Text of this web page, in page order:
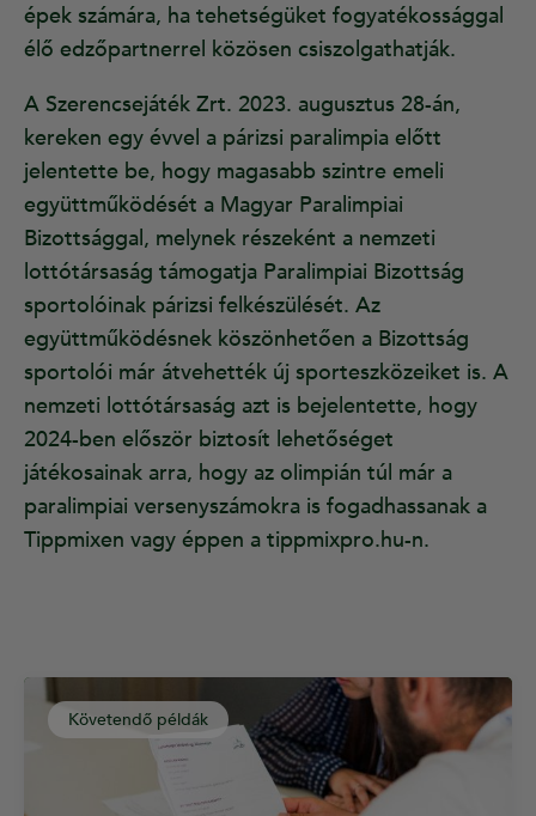
épek számára, ha tehetségüket fogyatékossággal
élő edzőpartnerrel közösen csiszolgathatják.
A Szerencsejáték Zrt. 2023. augusztus 28-án,
kereken egy évvel a párizsi paralimpia előtt
jelentette be, hogy magasabb szintre emeli
együttműködését a Magyar Paralimpiai
Bizottsággal, melynek részeként a nemzeti
lottótársaság támogatja Paralimpiai Bizottság
sportolóinak párizsi felkészülését. Az
együttműködésnek köszönhetően a Bizottság
sportolói már átvehették új sporteszközeiket is. A
nemzeti lottótársaság azt is bejelentette, hogy
2024-ben először biztosít lehetőséget
játékosainak arra, hogy az olimpián túl már a
paralimpiai versenyszámokra is fogadhassanak a
Tippmixen vagy éppen a tippmixpro.hu-n.
Követendő példák